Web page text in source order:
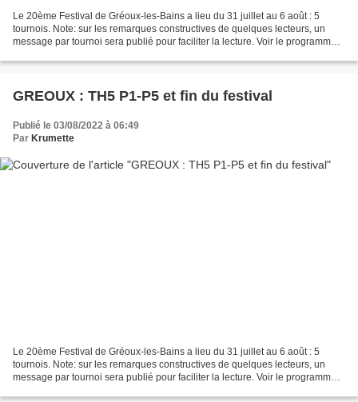
Le 20ème Festival de Gréoux-les-Bains a lieu du 31 juillet au 6 août : 5
tournois. Note: sur les remarques constructives de quelques lecteurs, un
message par tournoi sera publié pour faciliter la lecture. Voir le programme
GREOUX : TH5 P1-P5 et fin du festival
Publié le 03/08/2022 à 06:49
Par Krumette
Le 20ème Festival de Gréoux-les-Bains a lieu du 31 juillet au 6 août : 5
tournois. Note: sur les remarques constructives de quelques lecteurs, un
message par tournoi sera publié pour faciliter la lecture. Voir le programme